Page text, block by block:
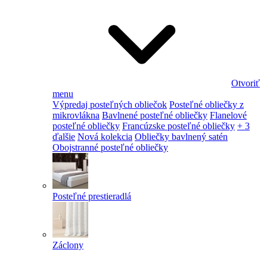
Otvoriť
menu
Výpredaj posteľných obliečok Posteľné obliečky z
mikrovlákna Bavlnené posteľné obliečky Flanelové
posteľné obliečky Francúzske posteľné obliečky + 3
ďalšie Nová kolekcia Obliečky bavlnený satén
Obojstranné posteľné obliečky
Posteľné prestieradlá
Záclony